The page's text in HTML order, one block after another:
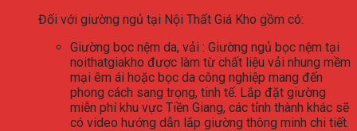
Đối với giường ngủ tại Nội Thất Giá Kho gồm có:
Giường bọc nệm da, vải : Giường ngủ bọc nệm tại
noithatgiakho được làm từ chất liệu vải nhung mềm
mại êm ái hoặc bọc da công nghiệp mang đến
phong cách sang trọng, tinh tế. Lắp đặt giường
miễn phí khu vực Tiền Giang, các tỉnh thành khác sẽ
có video hướng dẫn lắp giường thông minh chi tiết.